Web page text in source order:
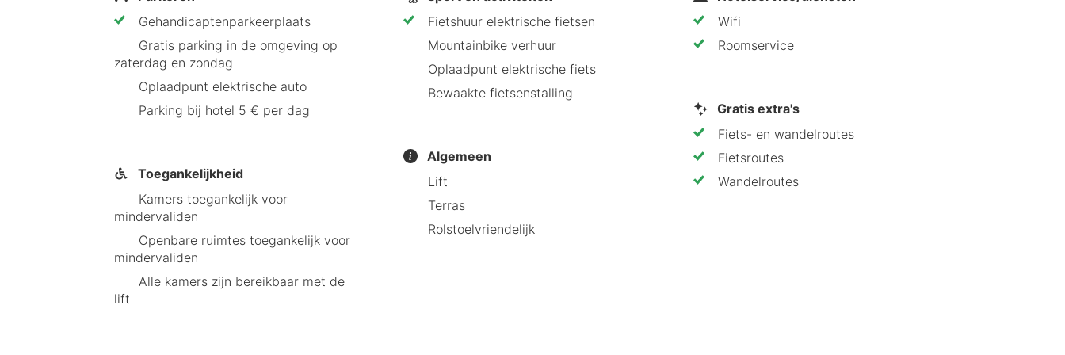
Gehandicaptenparkeerplaats
zaterdag en zondag
Oplaadpunt elektrische auto
Parking bij hotel 5 € per dag
Toegankelijkheid
mindervaliden
mindervaliden
lift
Fietshuur elektrische fietsen
Mountainbike verhuur
Oplaadpunt elektrische fiets
Bewaakte fietsenstalling
Algemeen
Lift
Terras
Rolstoelvriendelijk
Wifi
Roomservice
Gratis extra's
Fiets- en wandelroutes
Fietsroutes
Wandelroutes